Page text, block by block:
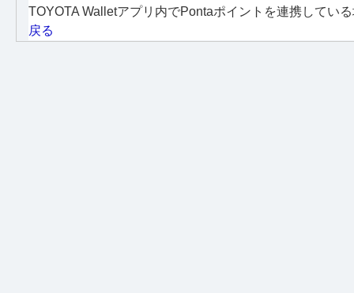
TOYOTA Walletアプリ内でPontaポイントを連携してい
戻る